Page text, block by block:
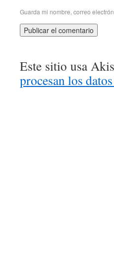
Guarda mi nombre, correo
Este sitio usa
procesan los